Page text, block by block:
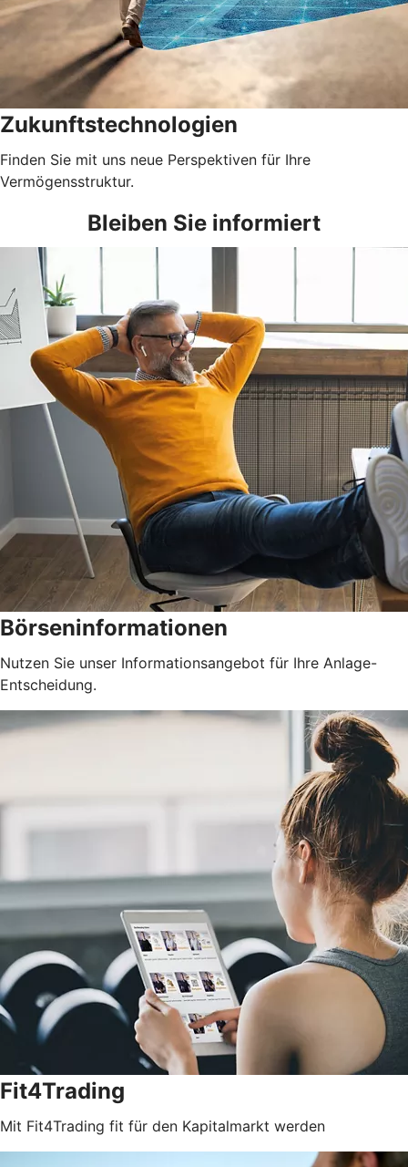
Zukunftstechnologien
Finden Sie mit uns neue Perspektiven für Ihre
Vermögensstruktur.
Bleiben Sie informiert
Börseninformationen
Nutzen Sie unser Informationsangebot für Ihre Anlage-
Entscheidung.
Fit4Trading
Mit Fit4Trading fit für den Kapitalmarkt werden